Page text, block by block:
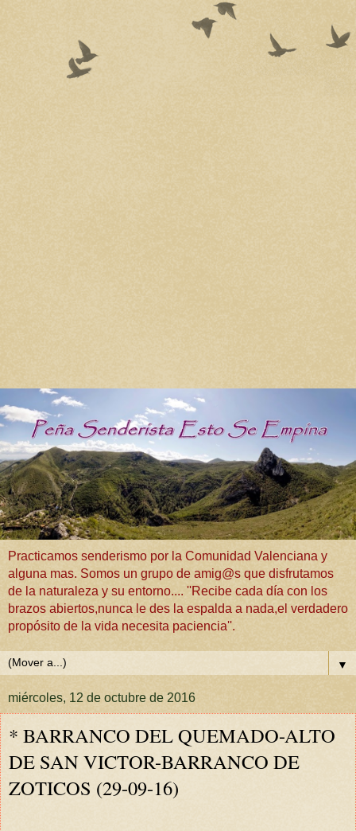
Practicamos senderismo por la Comunidad Valenciana y
alguna mas. Somos un grupo de amig@s que disfrutamos
de la naturaleza y su entorno.... ''Recibe cada día con los
brazos abiertos,nunca le des la espalda a nada,el verdadero
propósito de la vida necesita paciencia''.
▼
miércoles, 12 de octubre de 2016
* BARRANCO DEL QUEMADO-ALTO
DE SAN VICTOR-BARRANCO DE
ZOTICOS (29-09-16)